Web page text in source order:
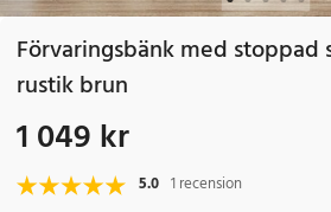
Förvaringsbänk med stoppad
rustik brun
Pris:1 049 kr
1 049 kr
5.0 1 recension